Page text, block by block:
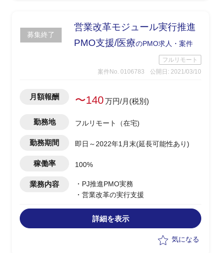
募集終了
営業改革モジュール実行推進
PMO支援/医療のPMO求人・案件
フルリモート
案件No. 0106783
公開日: 2021/03/10
月額報酬 〜140万円/月(税別)
勤務地 フルリモート（在宅)
勤務期間 即日～2022年1月末(延長可能性あり)
稼働率 100%
業務内容
・PJ推進PMO実務
・営業改革の実行支援
詳細を表示
気になる